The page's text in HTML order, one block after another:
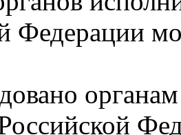
Федерации